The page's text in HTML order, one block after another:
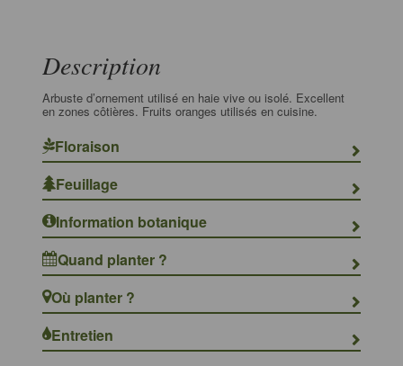
Description
Arbuste d’ornement utilisé en haie vive ou isolé. Excellent
en zones côtières. Fruits oranges utilisés en cuisine.
Floraison
Feuillage
Information botanique
Quand planter ?
Où planter ?
Entretien